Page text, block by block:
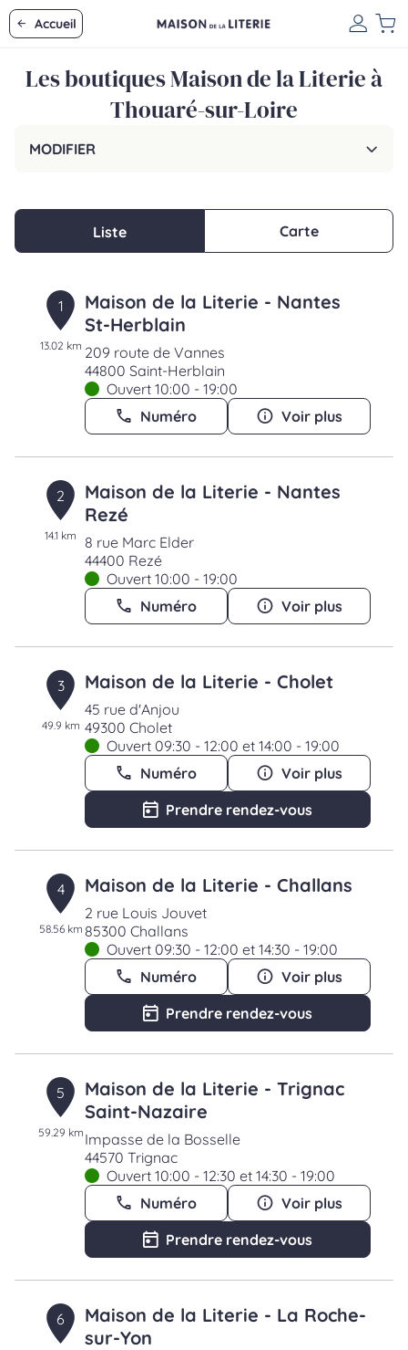
Accueil
Les boutiques Maison de la Literie à
Thouaré-sur-Loire
MODIFIER
Liste Carte
1
13.02 km
Maison de la Literie - Nantes
St-Herblain
209 route de Vannes
44800 Saint-Herblain
Ouvert 10:00 - 19:00
Numéro
Voir plus
2
14.1 km
Maison de la Literie - Nantes
Rezé
8 rue Marc Elder
44400 Rezé
Ouvert 10:00 - 19:00
Numéro
Voir plus
3
49.9 km
Maison de la Literie - Cholet
45 rue d'Anjou
49300 Cholet
Ouvert 09:30 - 12:00 et 14:00 - 19:00
Numéro
Voir plus
Prendre rendez-vous
4
58.56 km
Maison de la Literie - Challans
2 rue Louis Jouvet
85300 Challans
Ouvert 09:30 - 12:00 et 14:30 - 19:00
Numéro
Voir plus
Prendre rendez-vous
5
59.29 km
Maison de la Literie - Trignac
Saint-Nazaire
Impasse de la Bosselle
44570 Trignac
Ouvert 10:00 - 12:30 et 14:30 - 19:00
Numéro
Voir plus
Prendre rendez-vous
6
Maison de la Literie - La Roche-
sur-Yon